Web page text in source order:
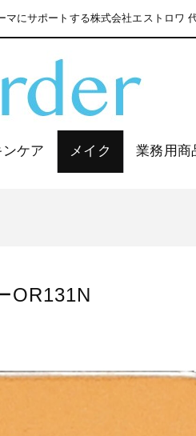
マにサポートする株式会社エストロワ
ンケア メイク 業務用商
OR131N